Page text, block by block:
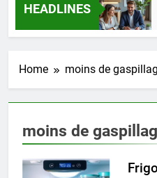
HEADLINES
Guide
2 Semaines Ago
impact
4 Mois Ago
Home moins de
moins de